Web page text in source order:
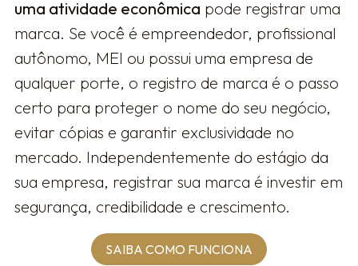
uma atividade econômica pode registrar uma
marca. Se você é empreendedor, profissional
autônomo, MEI ou possui uma empresa de
qualquer porte, o registro de marca é o passo
certo para proteger o nome do seu negócio,
evitar cópias e garantir exclusividade no
mercado. Independentemente do estágio da
sua empresa, registrar sua marca é investir em
segurança, credibilidade e crescimento.
SAIBA COMO FUNCIONA